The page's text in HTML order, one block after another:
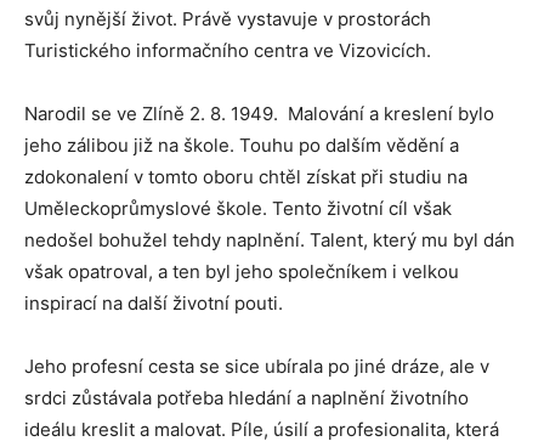
svůj nynější život. Právě vystavuje v prostorách
Turistického informačního centra ve Vizovicích.
Narodil se ve Zlíně 2. 8. 1949. Malování a kreslení bylo
jeho zálibou již na škole. Touhu po dalším vědění a
zdokonalení v tomto oboru chtěl získat při studiu na
Uměleckoprůmyslové škole. Tento životní cíl však
nedošel bohužel tehdy naplnění. Talent, který mu byl dán
však opatroval, a ten byl jeho společníkem i velkou
inspirací na další životní pouti.
Jeho profesní cesta se sice ubírala po jiné dráze, ale v
srdci zůstávala potřeba hledání a naplnění životního
ideálu kreslit a malovat. Píle, úsilí a profesionalita, která